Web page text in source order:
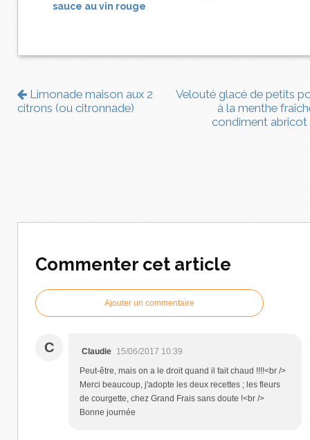
sauce au vin rouge
Limonade maison aux 2
citrons (ou citronnade)
Velouté glacé de petits
à la menthe
condiment abricot
Commenter cet article
Ajouter un commentaire
C Claudie 15/06/2017 10:39
Peut-être, mais on a le droit quand il fait chaud !!!!<br />
Merci beaucoup, j'adopte les deux recettes ; les fleurs
de courgette, chez Grand Frais sans doute !<br />
Bonne journée